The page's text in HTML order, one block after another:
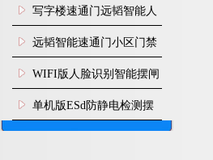
防尾随静音速通门
写字楼速通门远韬智能人
脸识别快速通道闸
远韬智能速通门小区门禁
闸机食堂消费摆闸
WIFI版人脸识别智能摆闸
机
单机版ESd防静电检测摆
闸机